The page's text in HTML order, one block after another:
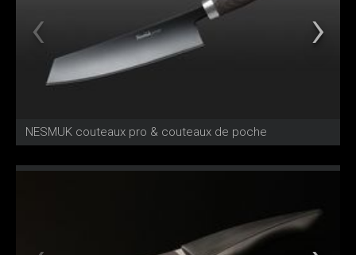
NESMUK couteaux pro & couteaux de poche